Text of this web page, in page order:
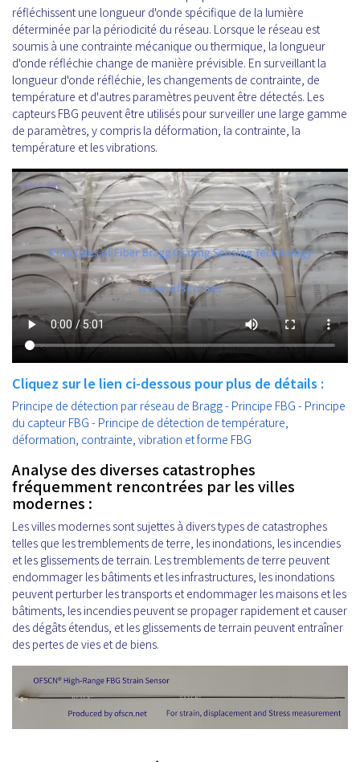
réfléchissent une longueur d'onde spécifique de la lumière
déterminée par la périodicité du réseau. Lorsque le réseau est
soumis à une contrainte mécanique ou thermique, la longueur
d'onde réfléchie change de manière prévisible. En surveillant la
longueur d'onde réfléchie, les changements de contrainte, de
température et d'autres paramètres peuvent être détectés. Les
capteurs FBG peuvent être utilisés pour surveiller une large gamme
de paramètres, y compris la déformation, la contrainte, la
température et les vibrations.
Cliquez sur le lien ci-dessous pour plus de détails :
Principe de détection par réseau de Bragg - Principe FBG - Principe
du capteur FBG - Principe de détection de température,
déformation, contrainte, vibration et forme FBG
Analyse des diverses catastrophes
fréquemment rencontrées par les villes
modernes :
Les villes modernes sont sujettes à divers types de catastrophes
telles que les tremblements de terre, les inondations, les incendies
et les glissements de terrain. Les tremblements de terre peuvent
endommager les bâtiments et les infrastructures, les inondations
peuvent perturber les transports et endommager les maisons et les
bâtiments, les incendies peuvent se propager rapidement et causer
des dégâts étendus, et les glissements de terrain peuvent entraîner
des pertes de vies et de biens.